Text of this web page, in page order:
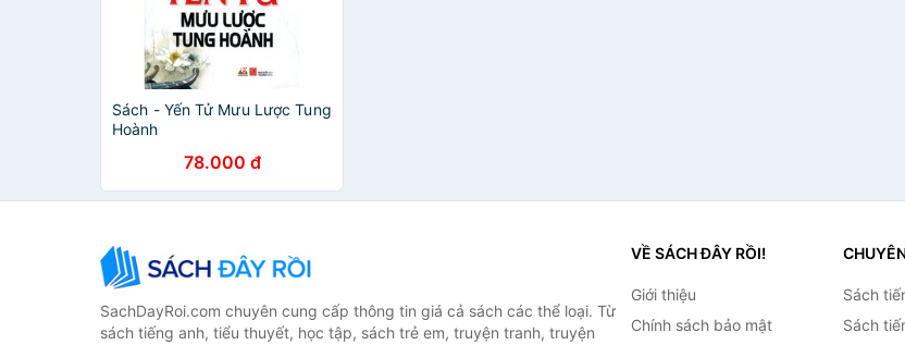
Sách - Yến Tử Mưu Lược Tung
Hoành
78.000 đ
SachDayRoi.com chuyên cung cấp thông tin giá cả sách các thể loại. Từ
sách tiếng anh, tiểu thuyết, học tập, sách trẻ em, truyện tranh, truyện
VỀ SÁCH ĐÂY RỒI!
Giới thiệu
Chính sách bảo mật
Sách
Sách